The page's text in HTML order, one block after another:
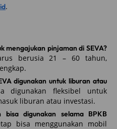
.
mengajukan pinjaman di SEVA?
berusia 21 – 60 tahun,
digunakan untuk liburan atau
digunakan fleksibel untuk
liburan atau investasi.
bisa digunakan selama BPKB
bisa menggunakan mobil